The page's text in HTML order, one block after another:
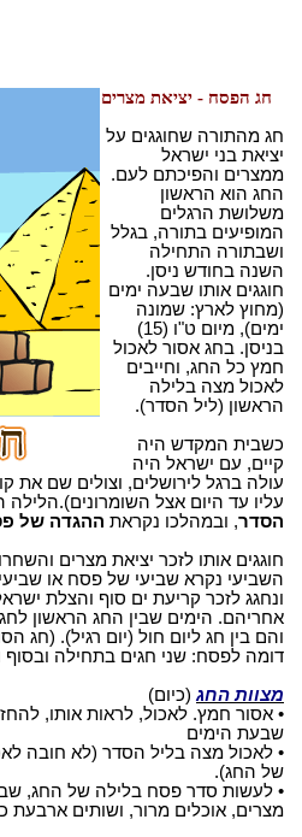
חג הפסח - יציאת מצרים
חג מהתורה שחוגגים על
יציאת בני ישראל
ממצרים והפיכתם לעם.
החג הוא הראשון
משלושת הרגלים
המופיעים בתורה, בגלל
ושבתורה התחילה
השנה בחודש ניסן.
חוגגים אותו שבעה ימים
(מחוץ לארץ: שמונה
ימים), מיום ט"ו (15)
בניסן. בחג אסור לאכול
חמץ כל החג, וחייבים
לאכול מצה בלילה
הראשון (ליל הסדר).
כשבית המקדש היה
קיים, עם ישראל היה
עולה ברגל לירושלים, וצולים שם את
עליו עד היום אצל
הסדר, ובמהלכו נקראת ההגדה של
חוגגים אותו לזכר יציאת מצרים
השביעי נקרא שביעי של פסח או
ונחגג לזכר קריעת ים סוף והצלת
אחריהם. הימים שבין החג הראשון
והם בין חג ליום חול (יום רגיל). (חג
דומה לפסח: שני חגים בתחילה
מצוות החג (כיום)
• אסור חמץ. לאכול, לראות אותו,
שבעת הימים
• לאכול מצה בליל הסדר (לא חובה
של החג).
• לעשות סדר פסח בלילה של החג,
מצרים, אוכלים מרור, ושותים ארבעת